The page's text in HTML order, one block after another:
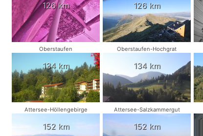
126 km 126 km
Oberstaufen
134 km
Oberstaufen-Hochgrat
134 km
Attersee-Höllengebirge
152 km
Attersee-Salzkammergut
152 km